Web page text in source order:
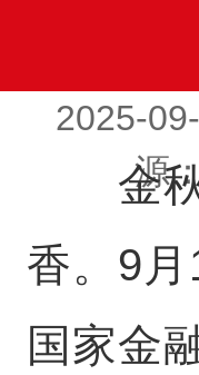
2025-
源
金秋
香。9
国家金